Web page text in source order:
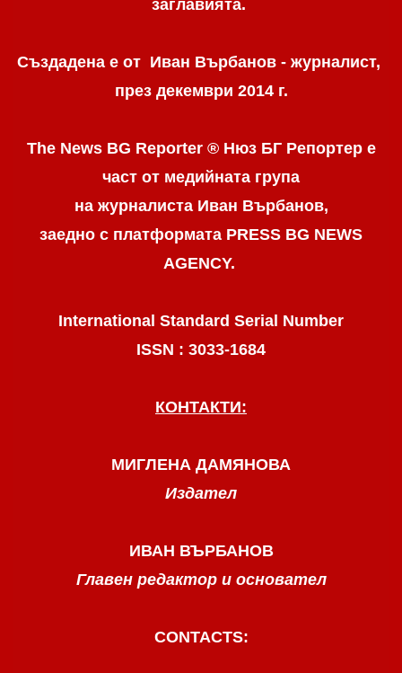
заглавията.
Създадена е от Иван Върбанов - журналист,
през декември 2014 г.
The News BG Reporter ® Нюз БГ Репортере
част от медийната група
на журналиста Иван Върбанов,
заедно с платформата PRESS BG NEWS
AGENCY.
International Standard Serial Number
ISSN : 3033-1684
КОНТАКТИ:
МИГЛЕНА ДАМЯНОВА
Издател
ИВАН ВЪРБАНОВ
Главен редактор и основател
CONTACTS: